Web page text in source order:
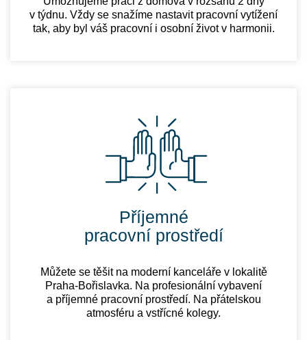
v týdnu. Vždy se snažíme nastavit pracovní vytížení
tak, aby byl váš pracovní i osobní život v harmonii.
Příjemné
pracovní prostředí
Můžete se těšit na moderní kanceláře v lokalitě
Praha-Bořislavka. Na profesionální vybavení
a příjemné pracovní prostředí. Na přátelskou
atmosféru a vstřícné kolegy.